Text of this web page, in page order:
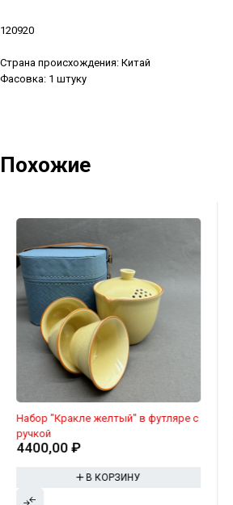
120920
Страна происхождения: Китай
Фасовка: 1 штуку
Похожие
Набор "Кракле желтый" в футляре с
ручкой
4400,00 ₽
В КОРЗИНУ